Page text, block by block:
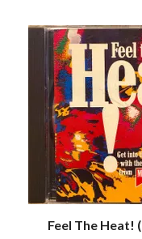
Feel The Heat!